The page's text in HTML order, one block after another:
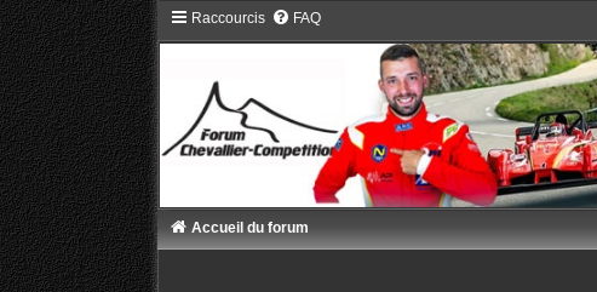
Raccourcis FAQ
Accueil du forum